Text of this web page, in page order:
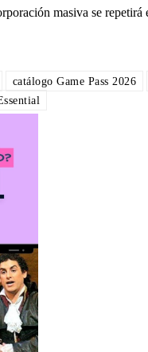
masiva se repetirá
catálogo Game Pass 2026